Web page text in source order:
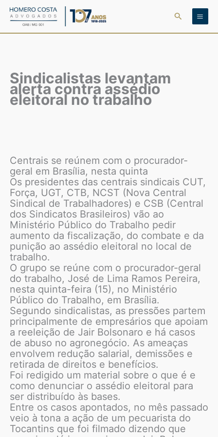
para
Pesquisar
Sindicalistas levantam
alerta contra assédio
eleitoral no trabalho
Centrais se reúnem com o procurador-
geral em Brasília, nesta quinta
Os presidentes das centrais sindicais CUT,
Força, UGT, CTB, NCST (Nova Central
Sindical de Trabalhadores) e CSB (Central
dos Sindicatos Brasileiros) vão ao
Ministério Público do Trabalho pedir
aumento da fiscalização, do combate e da
punição ao assédio eleitoral no local de
trabalho.
O grupo se reúne com o procurador-geral
do trabalho, José de Lima Ramos Pereira,
nesta quinta-feira (15), no Ministério
Público do Trabalho, em Brasília.
Segundo sindicalistas, as pressões partem
principalmente de empresários que apoiam
a reeleição de Jair Bolsonaro e há casos
de abuso no agronegócio. As ameaças
envolvem redução salarial, demissões e
retirada de direitos e benefícios.
Foi redigido um material sobre o que é e
como denunciar o assédio eleitoral para
ser distribuído às bases.
Entre os casos apontados, no mês passado
veio à tona a ação de um pecuarista do
Tocantins que foi filmado dizendo que